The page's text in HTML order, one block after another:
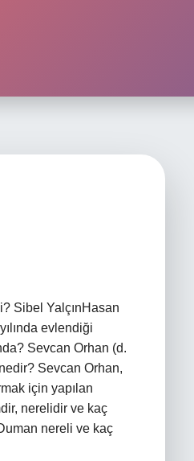
Sibel YalçınHasan
evlendiği
Sevcan Orhan (d.
Sevcan Orhan,
için yapılan
nerelidir ve kaç
nereli ve kaç